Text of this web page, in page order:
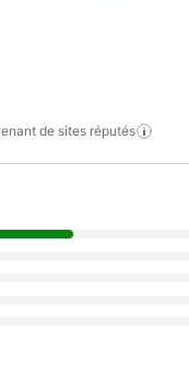
de sites réputés